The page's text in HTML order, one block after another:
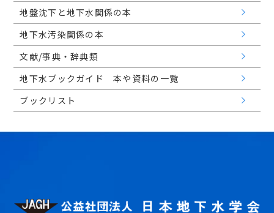
地盤沈下と地下水関係の本
地下水汚染関係の本
文献/事典・辞典類
地下水ブックガイド 本や資料の一覧
ブックリスト